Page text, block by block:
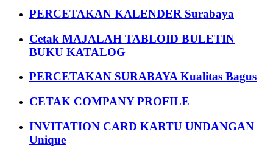
PERCETAKAN KALENDER Surabaya
Cetak MAJALAH TABLOID BULETIN
BUKU KATALOG
PERCETAKAN SURABAYA Kualitas Bagus
CETAK COMPANY PROFILE
INVITATION CARD KARTU UNDANGAN
Unique